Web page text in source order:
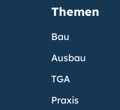
Themen
Bau
Ausbau
TGA
Praxis